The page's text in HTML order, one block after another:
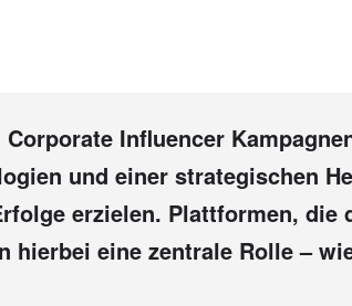
Influencer
und einer strategischen
erzielen. Plattformen, die
hierbei eine zentrale Rolle –